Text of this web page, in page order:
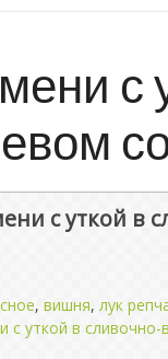
с
с уткой в
, вишня, лук
с уткой в